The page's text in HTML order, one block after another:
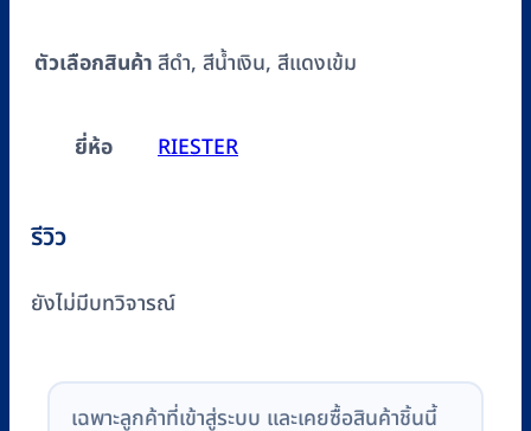
ตัวเลือกสินค้าสีดำ, สีน้ำเงิน, สีแดงเข้ม
ยี่ห้อ RIESTER
รีวิว
ยังไม่มีบทวิจารณ์
เฉพาะลูกค้าที่เข้าสู่ระบบ และเคยซื้อสินค้าชิ้นนี้